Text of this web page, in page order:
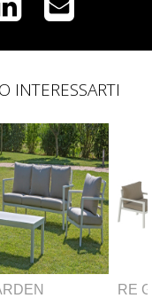
INTERESSARTI